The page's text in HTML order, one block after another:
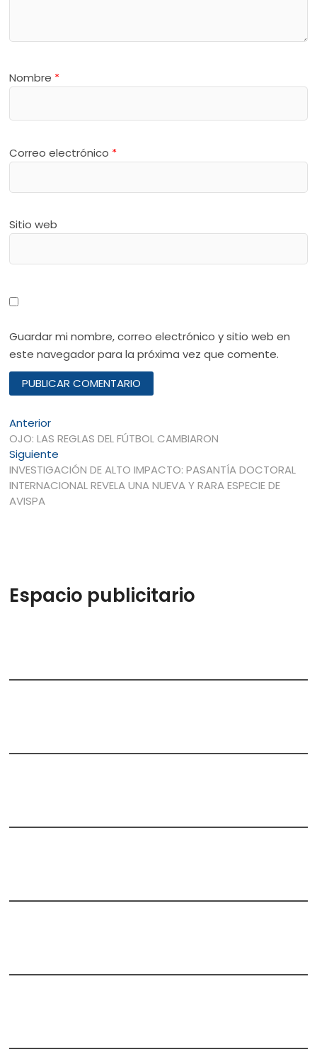
Nombre *
Correo electrónico *
Sitio web
Guardar mi nombre, correo electrónico y sitio web en
este navegador para la próxima vez que comente.
Navegación
de
entradas
AnteriorEntrada
anterior:
OJO: LAS REGLAS DEL FÚTBOL CAMBIARON
Siguiente
siguiente:
INVESTIGACIÓN DE ALTO IMPACTO: PASANTÍA DOCTORAL
INTERNACIONAL REVELA UNA NUEVA Y RARA ESPECIE DE
AVISPA
Espacio publicitario